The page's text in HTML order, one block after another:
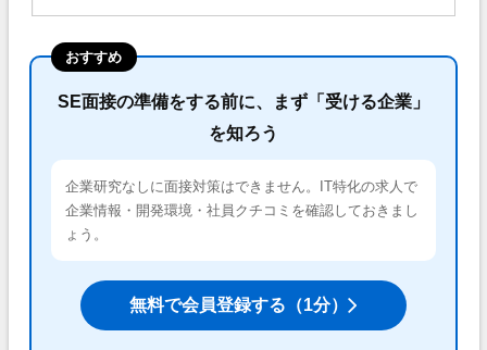
おすすめ
SE面接の準備をする前に、まず「受ける企業」
を知ろう
企業研究なしに面接対策はできません。IT特化の求人で
企業情報・開発環境・社員クチコミを確認しておきまし
ょう。
無料で会員登録する（1分）